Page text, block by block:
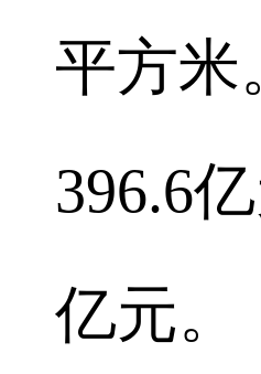
平方米
396.6
亿元。